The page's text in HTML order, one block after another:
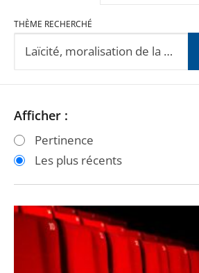
THÈME RECHERCHÉ
Passer
les
filtres
après
Passer
les
filtres
avant
Afficher :
Pertinence
Les plus récents
Cinémas,
théâtres,